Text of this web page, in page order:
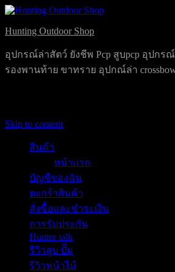
Hunting Outdoor Shop
อุปกรณ์ล่าสัตว์ ยังชีพ Pcp สูบpcp อุปกรณ์
รองพานท้าย ขาทราย อุปกณ์ล่า
Skip to content
สินค้า
หน้าแรก
บัญชีของฉัน
ตะกร้าสินค้า
สั่งซื้อและชำระเงิน
การรับประกัน
Hunter talk
รีวิวสูบ ปั๊ม
รีวิวหน้าไม้